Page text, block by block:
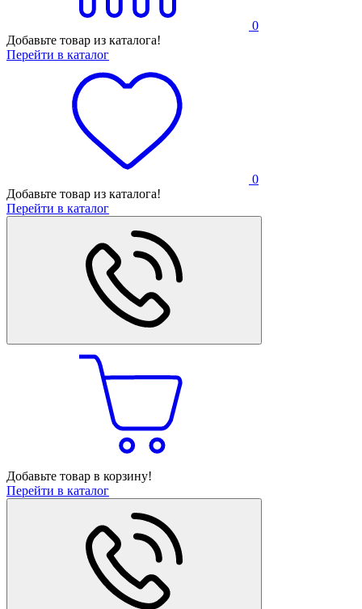
0
Добавьте товар из каталога!
Перейти в каталог
0
Добавьте товар из каталога!
Перейти в каталог
Добавьте товар в корзину!
Перейти в каталог